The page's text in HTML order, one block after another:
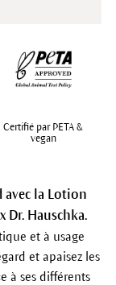
avec la Lotion
Dr. Hauschka.
et à usage
et apaisez les
à ses différents
Certifié par PETA &
vegan